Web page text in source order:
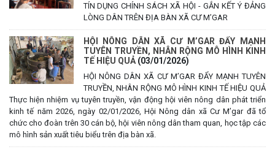
TÍN DỤNG CHÍNH SÁCH XÃ HỘI - GẮN KẾT Ý ĐẢNG
LÒNG DÂN TRÊN ĐỊA BÀN XÃ CƯ M’GAR
HỘI NÔNG DÂN XÃ CƯ M’GAR ĐẨY MẠNH
TUYÊN TRUYỀN, NHÂN RỘNG MÔ HÌNH KINH
TẾ HIỆU QUẢ (03/01/2026)
HỘI NÔNG DÂN XÃ CƯ M’GAR ĐẨY MẠNH TUYÊN
TRUYỀN, NHÂN RỘNG MÔ HÌNH KINH TẾ HIỆU QUẢ
Thực hiện nhiệm vụ tuyên truyền, vận động hội viên nông dân phát triển
kinh tế năm 2026, ngày 02/01/2026, Hội Nông dân xã Cư M’gar đã tổ
chức cho đoàn trên 30 cán bộ, hội viên nông dân tham quan, học tập các
mô hình sản xuất tiêu biểu trên địa bàn xã.